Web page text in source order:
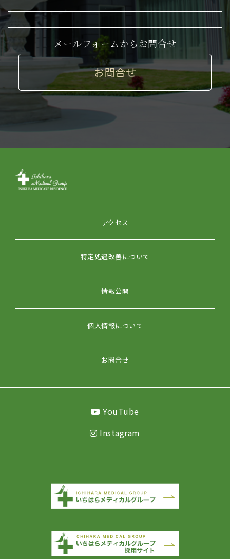
メールフォームからお問合せ
お問合せ
アクセス
特定処遇改善について
情報公開
個人情報について
お問合せ
YouTube
Instagram